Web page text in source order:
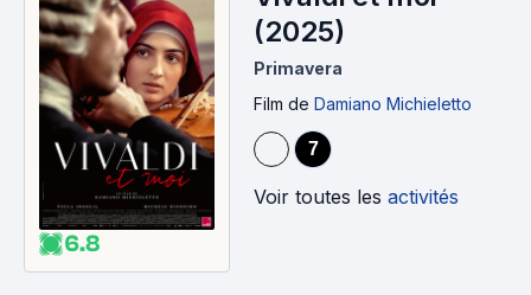
6.8
(2025)
Primavera
Film de Damiano Michieletto
7
Voir toutes les activités